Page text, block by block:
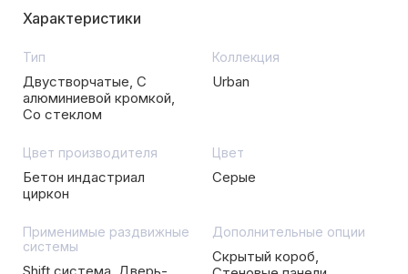
Характеристики
Тип
Двустворчатые, С
алюминиевой кромкой,
Со стеклом
Коллекция
Urban
Цвет производителя
Бетон индастриал
циркон
Цвет
Серые
Применимые раздвижные
системы
Дополнительные опции
Скрытый короб,